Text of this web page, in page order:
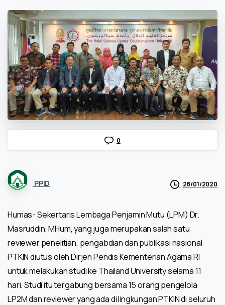
0
PPID 28/01/2020
Humas- Sekertaris Lembaga Penjamin Mutu (LPM) Dr.
Masruddin, MHum, yang juga merupakan salah satu
reviewer penelitian, pengabdian dan publikasi nasional
PTKIN diutus oleh Dirjen Pendis Kementerian Agama RI
untuk melakukan studi ke Thailand University selama 11
hari. Studi itu tergabung bersama 15 orang pengelola
LP2M dan reviewer yang ada di lingkungan PTKIN di seluruh